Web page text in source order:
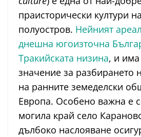
праисторически култури
полуостров. Нейният
днешна югоизточна
Тракийската низина, и
значение за разбирането
на ранните земеделски
Европа. Особено важна е
могила край село
дълбоко наслояване